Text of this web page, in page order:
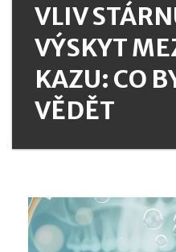
VLIV
VÝSKYT
KAZU: CO
VĚDĚT